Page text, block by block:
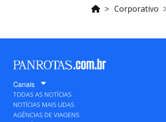
Corporativo
Canais
TODAS AS NOTÍCIAS
NOTÍCIAS MAIS LIDAS
AGÊNCIAS DE VIAGENS